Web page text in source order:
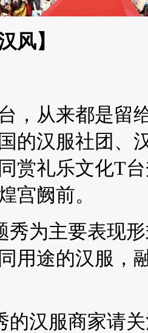
风】
，从来都是留
的汉服社团、
赏礼乐文化T
宫阙前。
秀为主要表现
用途的汉服，
的汉服商家请